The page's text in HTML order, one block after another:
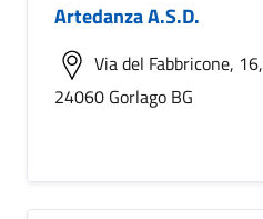
Artedanza A.S.D.
Via del Fabbricone, 16,
24060 Gorlago BG